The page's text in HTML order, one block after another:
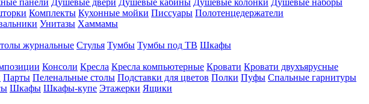
панели Душевые двери Душевые кабины Душевые колонки Душевые наборы
Комплекты Кухонные мойки Писсуары Полотенцедержатели
Унитазы Хаммамы
журнальные Стулья Тумбы Тумбы под ТВ Шкафы
Консоли Кресла Кресла компьютерные Кровати Кровати двухъярусные
Парты Пеленальные столы Подставки для цветов Полки Пуфы Спальные гарнитуры
Шкафы Шкафы-купе Этажерки Ящики